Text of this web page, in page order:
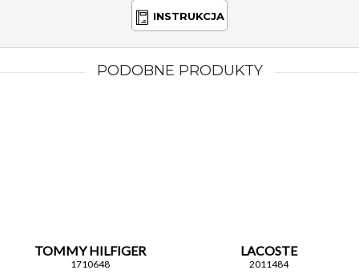
INSTRUKCJA
PODOBNE PRODUKTY
TOMMY HILFIGER
1710648
LACOSTE
2011484